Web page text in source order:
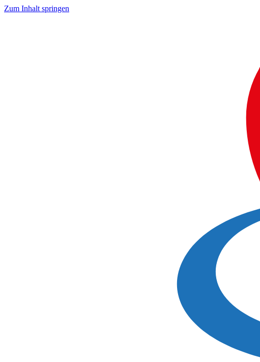
Zum Inhalt springen